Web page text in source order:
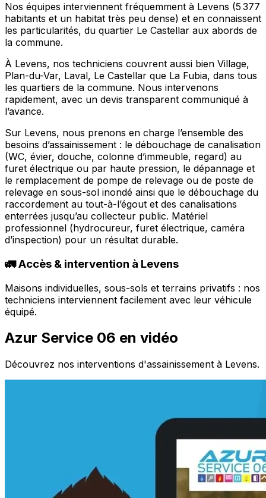
Nos équipes interviennent fréquemment à Levens (5 377
habitants et un habitat très peu dense) et en connaissent
les particularités, du quartier Le Castellar aux abords de
la commune.
À Levens, nos techniciens couvrent aussi bien Village,
Plan-du-Var, Laval, Le Castellar que La Fubia, dans tous
les quartiers de la commune. Nous intervenons
rapidement, avec un devis transparent communiqué à
l’avance.
Sur Levens, nous prenons en charge l’ensemble des
besoins d’assainissement : le débouchage de canalisation
(WC, évier, douche, colonne d’immeuble, regard) au
furet électrique ou par haute pression, le dépannage et
le remplacement de pompe de relevage ou de poste de
relevage en sous-sol inondé ainsi que le débouchage du
raccordement au tout-à-l’égout et des canalisations
enterrées jusqu’au collecteur public. Matériel
professionnel (hydrocureur, furet électrique, caméra
d’inspection) pour un résultat durable.
🚛 Accès & intervention à Levens
Maisons individuelles, sous-sols et terrains privatifs : nos
techniciens interviennent facilement avec leur véhicule
équipé.
Azur Service 06 en vidéo
Découvrez nos interventions d'assainissement à Levens.